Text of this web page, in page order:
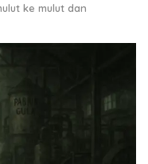
ke mulut dan